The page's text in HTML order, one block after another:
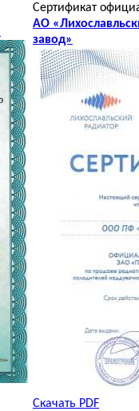
Сертификат
АО
завод»
Скачать PDF